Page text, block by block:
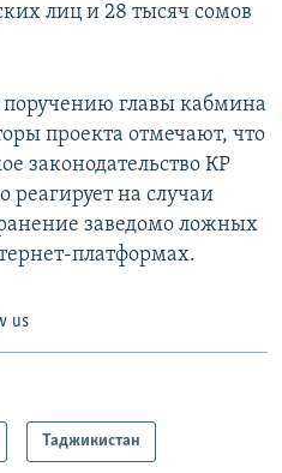
лиц и 28 тысяч сомов
главы кабмина
проекта отмечают, что
законодательство КР
реагирует на случаи
заведомо ложных
платформах.
us
Таджикистан